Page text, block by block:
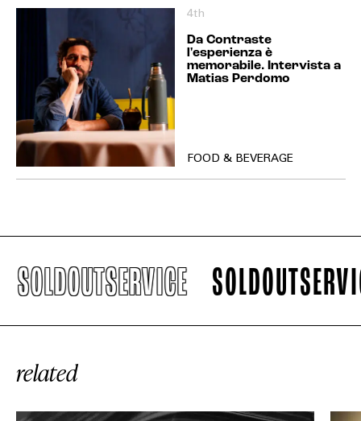
4th
Da Contraste
l'esperienza è
memorabile. Intervista a
Matias Perdomo
FOOD & BEVERAGE
related